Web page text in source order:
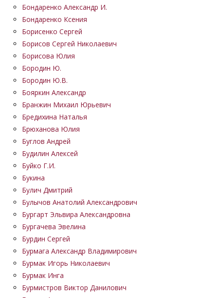
Бондаренко Александр И.
Бондаренко Ксения
Борисенко Сергей
Борисов Сергей Николаевич
Борисова Юлия
Бородин Ю.
Бородин Ю.В.
Бояркин Александр
Бранжин Михаил Юрьевич
Бредихина Наталья
Брюханова Юлия
Буглов Андрей
Будилин Алексей
Буйко Г.И.
Букина
Булич Дмитрий
Булычов Анатолий Александрович
Бургарт Эльвира Александровна
Бургачева Эвелина
Бурдин Сергей
Бурмага Александр Владимирович
Бурмак Игорь Николаевич
Бурмак Инга
Бурмистров Виктор Данилович